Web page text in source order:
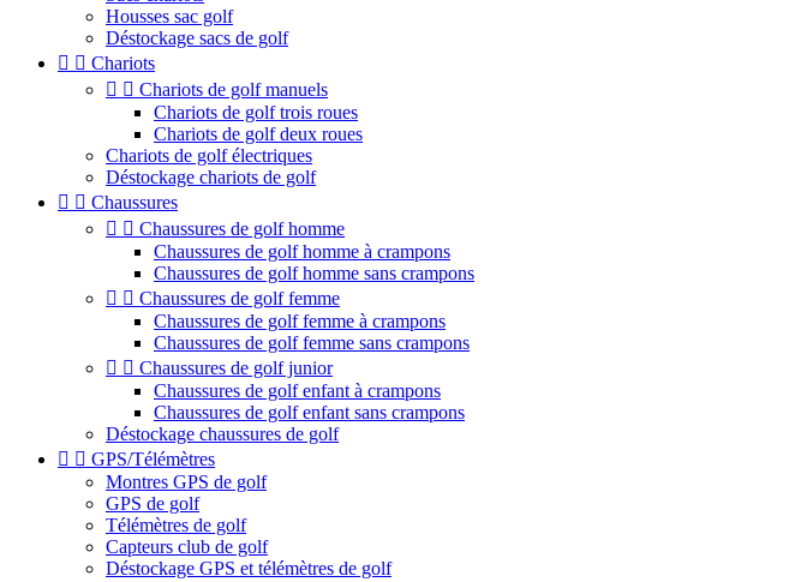
Housses sac golf
Déstockage sacs de golf
  Chariots
  Chariots de golf manuels
Chariots de golf trois roues
Chariots de golf deux roues
Chariots de golf électriques
Déstockage chariots de golf
  Chaussures
  Chaussures de golf homme
Chaussures de golf homme à crampons
Chaussures de golf homme sans crampons
  Chaussures de golf femme
Chaussures de golf femme à crampons
Chaussures de golf femme sans crampons
  Chaussures de golf junior
Chaussures de golf enfant à crampons
Chaussures de golf enfant sans crampons
Déstockage chaussures de golf
  GPS/Télémètres
Montres GPS de golf
GPS de golf
Télémètres de golf
Capteurs club de golf
Déstockage GPS et télémètres de golf